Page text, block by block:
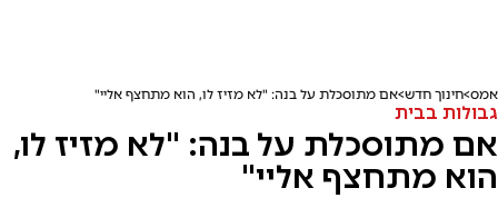
אמס חינוך חדש אם מתוסכלת על בנה: "לא מזיז לו, הוא מתחצף אליי"
גבולות בבית
אם מתוסכלת על בנה: "לא מזיז לו,
הוא מתחצף אליי"